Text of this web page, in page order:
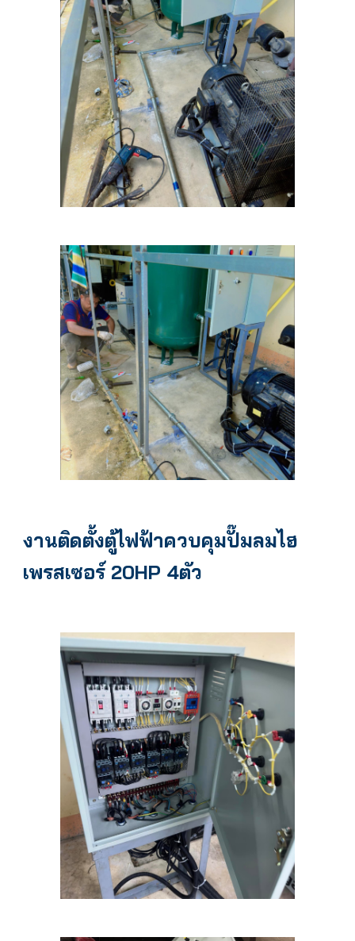
งานติดตั้งตู้ไฟฟ้าควบคุมปั๊มลมไฮ
เพรสเซอร์ 20HP 4ตัว